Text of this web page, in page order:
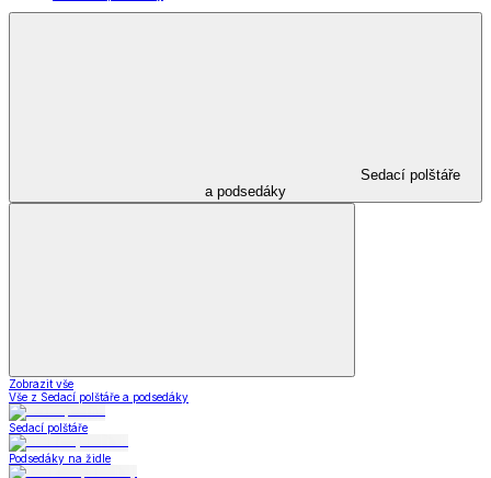
Sedací polštáře
a podsedáky
Zobrazit vše
Vše z Sedací polštáře a podsedáky
Sedací polštáře
Podsedáky na židle